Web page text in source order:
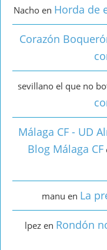
Nacho en Horda de
Corazón
sevillano el que no
Málaga CF - UD
Blog Málaga CF
manu en La
lpez en Rondón